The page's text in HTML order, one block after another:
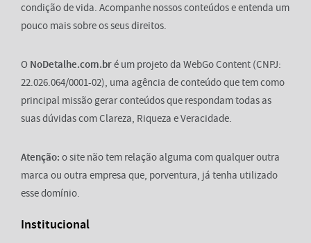
condição de vida. Acompanhe nossos conteúdos e entenda um
pouco mais sobre os seus direitos.
O NoDetalhe.com.bré um projeto da WebGo Content (CNPJ:
22.026.064/0001-02), uma agência de conteúdo que tem como
principal missão gerar conteúdos que respondam todas as
suas dúvidas com Clareza, Riqueza e Veracidade.
Atenção: o site não tem relação alguma com qualquer outra
marca ou outra empresa que, porventura, já tenha utilizado
esse domínio.
Institucional